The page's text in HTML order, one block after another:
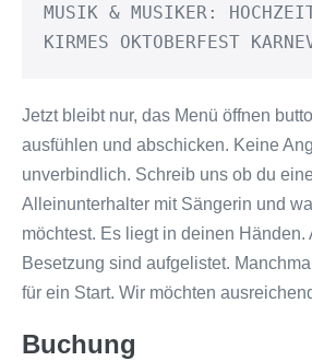
MUSIK & MUSIKER:
KIRMES OKTOBERFEST
Jetzt bleibt nur, das Menü öffnen
ausfühlen und abschicken. Keine
unverbindlich. Schreib uns ob du
Alleinunterhalter mit Sängerin und
möchtest. Es liegt in deinen Händen.
Besetzung sind aufgelistet.
für ein Start. Wir möchten
Buchung